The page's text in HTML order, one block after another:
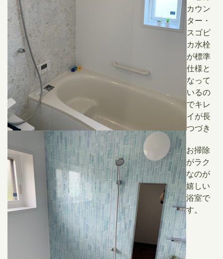
カウン
ター・
スゴピ
カ水栓
が標準
仕様と
なって
いるの
でキレ
イが長
つづき
お掃除
がラク
なのが
嬉しい
浴室で
す。